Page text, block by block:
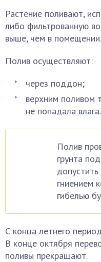
Растение поливают,
либо фильтрованную
выше, чем в помещении.
Полив осуществляют:
через поддон;
верхним поливом
не попадала влага.
Полив
грунта
гниением
гибелью
С конца летнего
В конце октября
поливы прекращают.